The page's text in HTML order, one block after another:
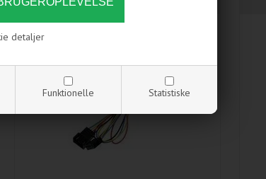
Funktionelle Statistiske
detaljer